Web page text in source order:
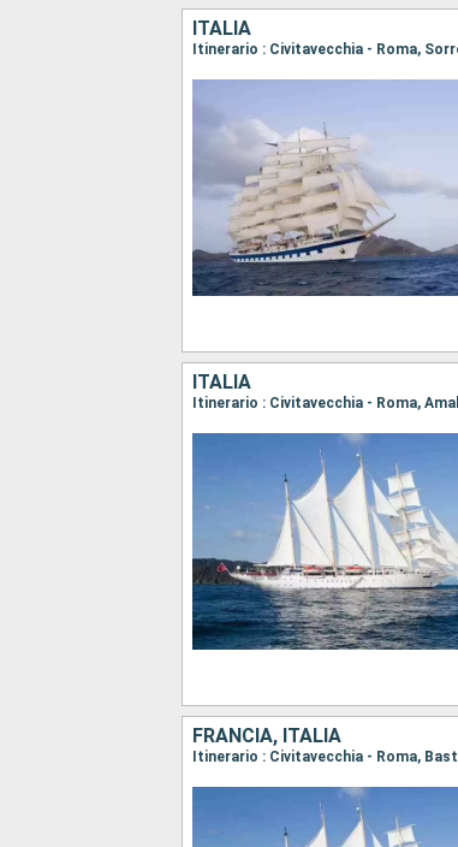
ITALIA
Itinerario : Civitavecchia - Roma,
ITALIA
Itinerario : Civitavecchia - Roma,
FRANCIA, ITALIA
Itinerario : Civitavecchia - Roma,